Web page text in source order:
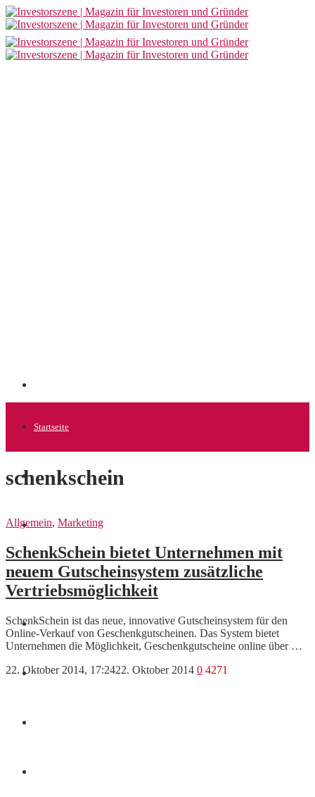
Startseite
Allgemein
Startups
News
Finanzen
Marketing
schenkschein
Allgemein, Marketing
SchenkSchein bietet Unternehmen mit
neuem Gutscheinsystem zusätzliche
Vertriebsmöglichkeit
SchenkSchein ist das neue, innovative Gutscheinsystem für den
Online-Verkauf von Geschenkgutscheinen. Das System bietet
Unternehmen die Möglichkeit, Geschenkgutscheine online über …
22. Oktober 2014, 17:2422. Oktober 2014 0 4271